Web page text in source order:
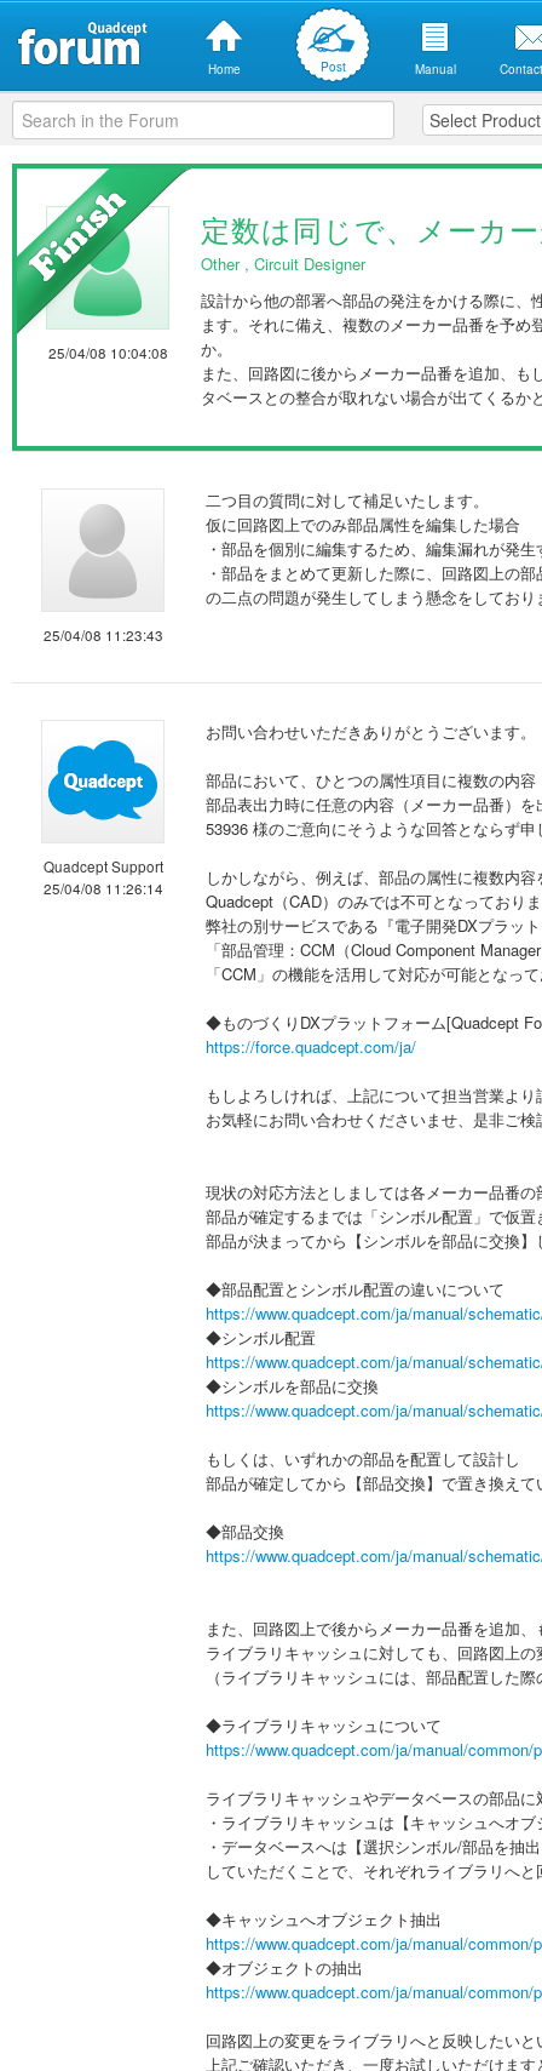
Home Post Manual
25/04/08 10:04:08
定数は同じで、メーカ
Other, Circuit Designer
設計から他の部署へ部品の発注をかける際に
ます。それに備え、複数のメーカー品番を予
か。
また、回路図に後からメーカー品番を追加、
タベースとの整合が取れない場合が出てくる
25/04/08 11:23:43
二つ目の質問に対して補足いたします。
仮に回路図上でのみ部品属性を編集した場合
・部品を個別に編集するため、編集漏れが発生
・部品をまとめて更新した際に、回路図上の
の二点の問題が発生してしまう懸念をしてお
Quadcept Support
25/04/08 11:26:14
お問い合わせいただきありがとうございます。
部品において、ひとつの属性項目に複数の内
部品表出力時に任意の内容（メーカー品番）
53936 様のご意向にそうような回答とならず
しかしながら、例えば、部品の属性に複数内
Quadcept（CAD）のみでは不可となっており
弊社の別サービスである『電子開発DXプラッ
「部品管理：CCM（Cloud Component
「CCM」の機能を活用して対応が可能となっ
◆ものづくりDXプラットフォーム[Quadcept
https://force.quadcept.com/ja/
もしよろしければ、上記について担当営業よ
お気軽にお問い合わせくださいませ、是非ご
現状の対応方法としましては各メーカー品番
部品が確定するまでは「シンボル配置」で仮
部品が決まってから【シンボルを部品に交換
◆部品配置とシンボル配置の違いについて
https://www.quadcept.com/ja/manual/
◆シンボル配置
https://www.quadcept.com/ja/manual/
◆シンボルを部品に交換
https://www.quadcept.com/ja/manual/
もしくは、いずれかの部品を配置して設計し
部品が確定してから【部品交換】で置き換え
◆部品交換
https://www.quadcept.com/ja/manual/
また、回路図上で後からメーカー品番を追加
ライブラリキャッシュに対しても、回路図上
（ライブラリキャッシュには、部品配置した
◆ライブラリキャッシュについて
https://www.quadcept.com/ja/manual/common/
ライブラリキャッシュやデータベースの部品
・ライブラリキャッシュは【キャッシュへオ
・データベースへは【選択シンボル/部品を抽
していただくことで、それぞれライブラリへ
◆キャッシュへオブジェクト抽出
https://www.quadcept.com/ja/manual/common/
◆オブジェクトの抽出
https://www.quadcept.com/ja/manual/common/
回路図上の変更をライブラリへと反映したい
上記ご確認いただき、一度お試しいただけます